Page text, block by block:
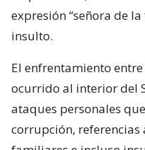
expresión “señora de
insulto.
El enfrentamiento
ocurrido al interior del
ataques personales
corrupción, referencias